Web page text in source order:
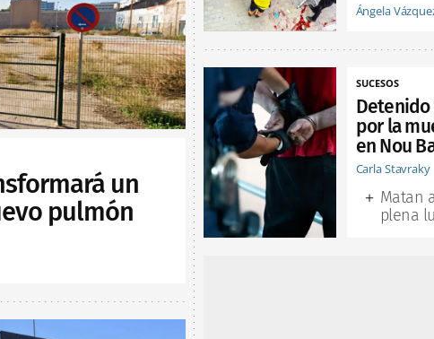
un
pulmón
Ángela
SUCESOS
por la
en Nou
Carla Stavraky
Matan
plena